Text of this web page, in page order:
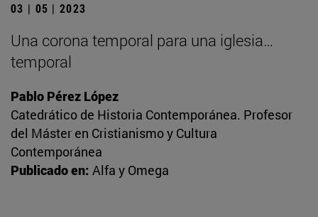
03 | 05 | 2023
Una corona temporal para una iglesia…
temporal
Pablo Pérez López
Catedrático de Historia Contemporánea. Profesor
del Máster en Cristianismo y Cultura
Contemporánea
Publicado en: Alfa y Omega